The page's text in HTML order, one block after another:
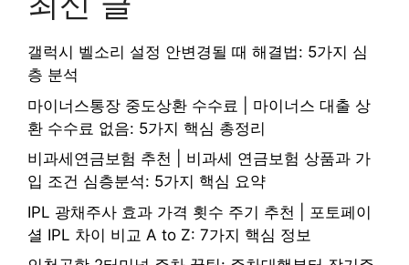
갤럭시 벨소리 설정 안변경될 때 해결법: 5가지 심
층 분석
마이너스통장 중도상환 수수료 | 마이너스 대출 상
환 수수료 없음: 5가지 핵심 총정리
비과세연금보험 추천 | 비과세 연금보험 상품과 가
입 조건 심층분석: 5가지 핵심 요약
IPL 광채주사 효과 가격 횟수 주기 추천 | 포토페이
셜 IPL 차이 비교 A to Z: 7가지 핵심 정보